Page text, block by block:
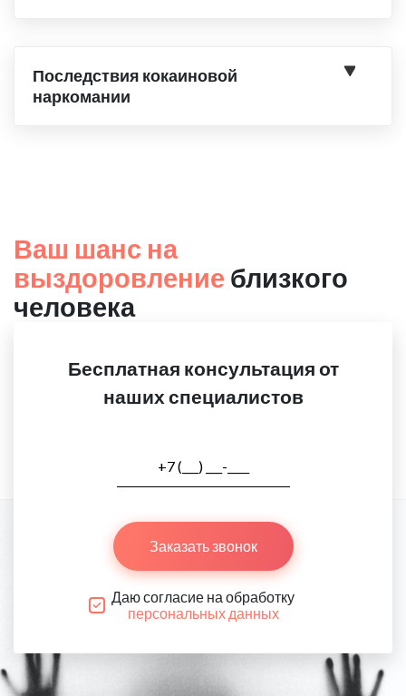
Последствия кокаиновой
наркомании
Ваш шанс на
выздоровление близкого
человека
Бесплатная консультация от
наших специалистов
Заказать звонок
Даю согласие на обработку
персональных данных